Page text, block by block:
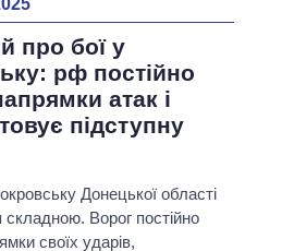
про бої у
рф постійно
атак і
підступну
Донецької області
Ворог постійно
своїх ударів,